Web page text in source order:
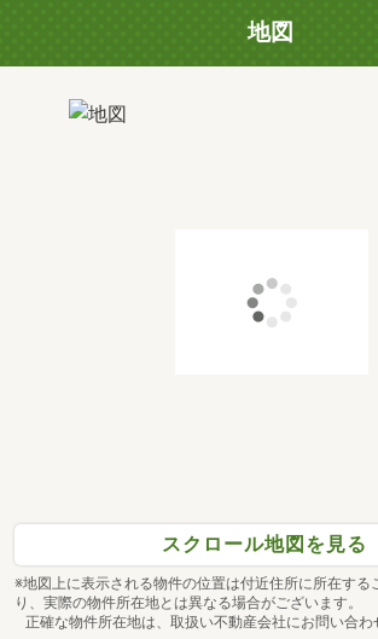
地図
スクロール地図を見る
※地図上に表示される物件の位置は付近住所に所在する
り、実際の物件所在地とは異なる場合がございます。
正確な物件所在地は、取扱い不動産会社にお問い合わ